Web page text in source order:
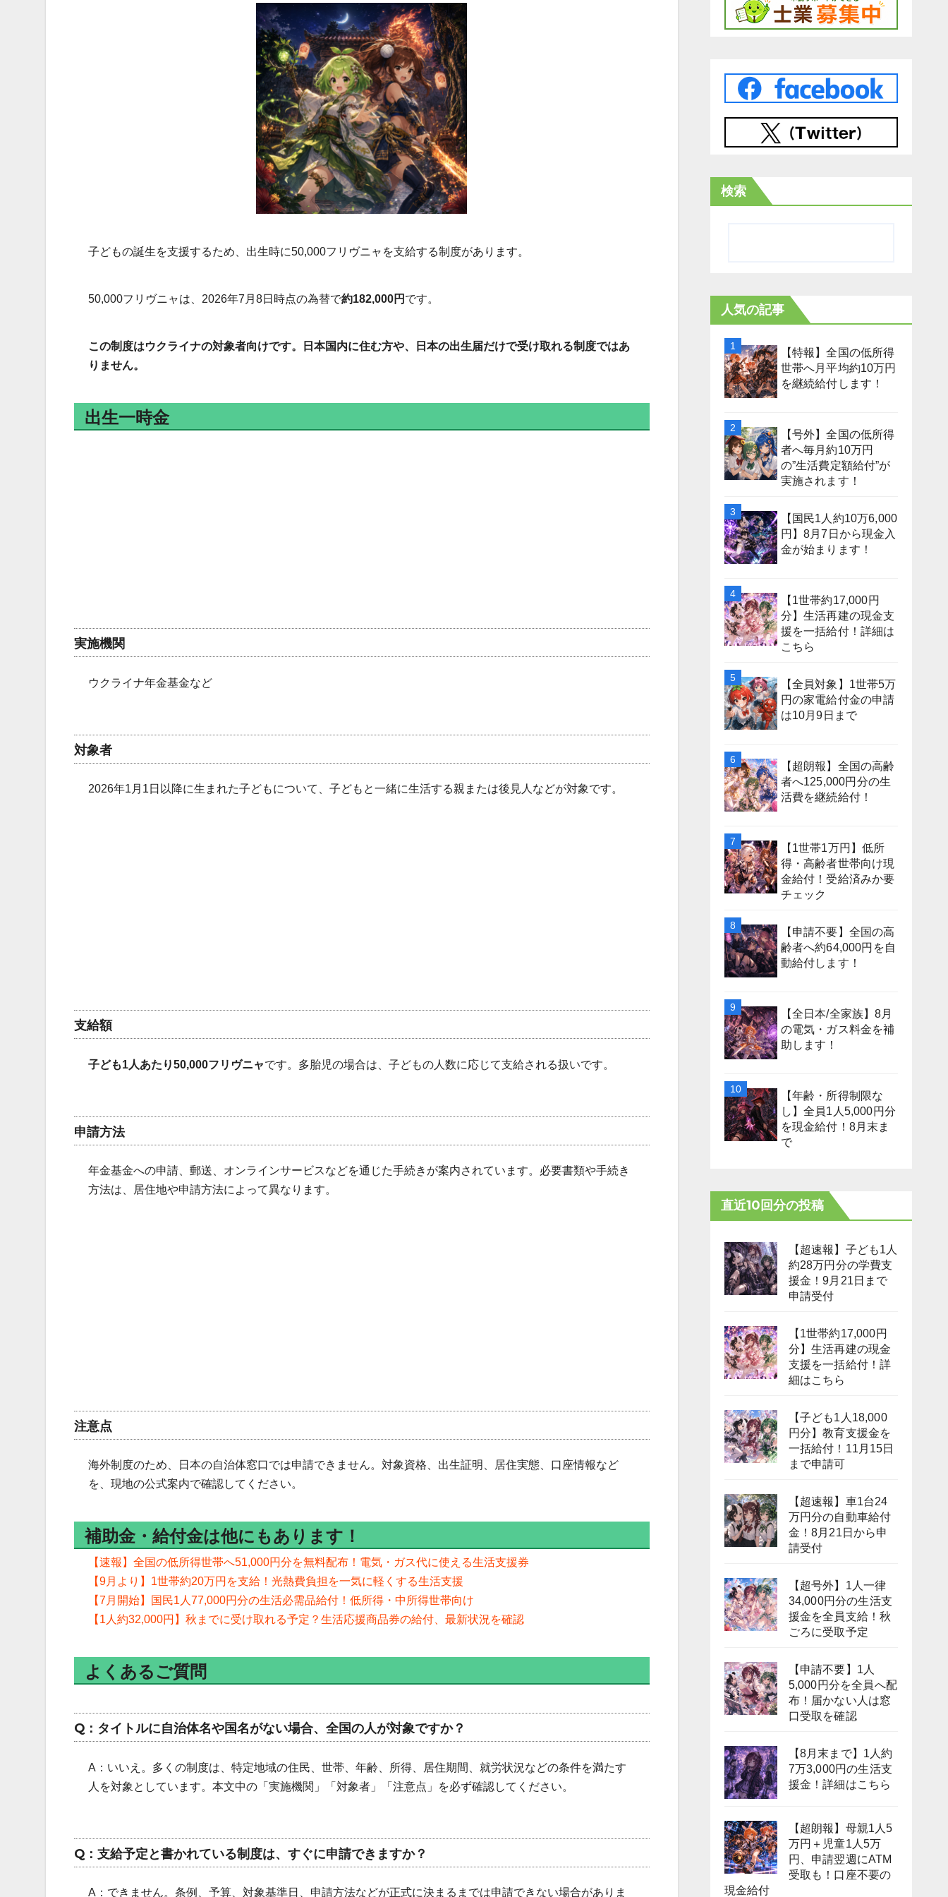
子どもの誕生を支援するため、出生時に50,000フリヴニャを支給する制度があります。
50,000フリヴニャは、2026年7月8日時点の為替で約182,000円 です。
この制度はウクライナの対象者向けです。日本国内に住む方や、日本の出生届だけで受け取れる制度ではあ
りません。
出生一時金
実施機関
ウクライナ年金基金など
対象者
2026年1月1日以降に生まれた子どもについて、子どもと一緒に生活する親または後見人などが対象です。
支給額
子ども1人あたり50,000フリヴニャです。多胎児の場合は、子どもの人数に応じて支給される扱いです。
申請方法
年金基金への申請、郵送、オンラインサービスなどを通じた手続きが案内されています。必要書類や手続き
方法は、居住地や申請方法によって異なります。
注意点
海外制度のため、日本の自治体窓口では申請できません。対象資格、出生証明、居住実態、口座情報など
を、現地の公式案内で確認してください。
補助金・給付金は他にもあります！
【速報】全国の低所得世帯へ51,000円分を無料配布！電気・ガス代に使える生活支援券
【9月より】1世帯約20万円を支給！光熱費負担を一気に軽くする生活支援
【7月開始】国民1人77,000円分の生活必需品給付！低所得・中所得世帯向け
【1人約32,000円】秋までに受け取れる予定？生活応援商品券の給付、最新状況を確認
よくあるご質問
Q：タイトルに自治体名や国名がない場合、全国の人が対象ですか？
A：いいえ。多くの制度は、特定地域の住民、世帯、年齢、所得、居住期間、就労状況などの条件を満たす
人を対象としています。本文中の「実施機関」「対象者」「注意点」を必ず確認してください。
Q：支給予定と書かれている制度は、すぐに申請できますか？
A：できません。条例、予算、対象基準日、申請方法などが正式に決まるまでは申請できない場合がありま
検索
人気の記事
【特報】全国の低所得
世帯へ月平均約10万円
を継続給付します！
【号外】全国の低所得
者へ毎月約10万円
の”生活費定額給付”が
実施されます！
【国民1人約10万6,000
円】8月7日から現金入
金が始まります！
【1世帯約17,000円
分】生活再建の現金支
援を一括給付！詳細は
こちら
【全員対象】1世帯5万
円の家電給付金の申請
は10月9日まで
【超朗報】全国の高齢
者へ125,000円分の生
活費を継続給付！
【1世帯1万円】低所
得・高齢者世帯向け現
金給付！受給済みか要
チェック
【申請不要】全国の高
齢者へ約64,000円を自
動給付します！
【全日本/全家族】8月
の電気・ガス料金を補
助します！
【年齢・所得制限な
し】全員1人5,000円分
を現金給付！8月末ま
で
直近10回分の投稿
【超速報】子ども1人
約28万円分の学費支
援金！9月21日まで
申請受付
【1世帯約17,000円
分】生活再建の現金
支援を一括給付！詳
細はこちら
【子ども1人18,000
円分】教育支援金を
一括給付！11月15日
まで申請可
【超速報】車1台24
万円分の自動車給付
金！8月21日から申
請受付
【超号外】1人一律
34,000円分の生活支
援金を全員支給！秋
ごろに受取予定
【申請不要】1人
5,000円分を全員へ配
布！届かない人は窓
口受取を確認
【8月末まで】1人約
7万3,000円の生活支
援金！詳細はこちら
【超朗報】母親1人5
万円＋児童1人5万
円、申請翌週にATM
受取も！口座不要の
現金給付